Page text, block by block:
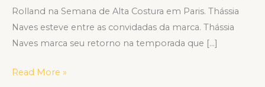
Rolland na Semana de Alta Costura em Paris. Thássia
Naves esteve entre as convidadas da marca. Thássia
Naves marca seu retorno na temporada que […]
Read More »